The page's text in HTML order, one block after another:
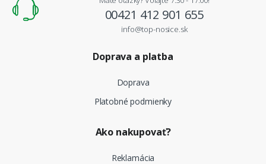
00421 412 901 655
info@top-nosice.sk
Doprava a platba
Doprava
Platobné podmienky
Ako nakupovať?
Reklamácia